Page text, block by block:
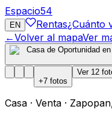
Espacio54
EN Rentas¿Cuánto
←Volver al mapaVer
+7 fotos
Ver 12
Casa · Venta · Zapopan